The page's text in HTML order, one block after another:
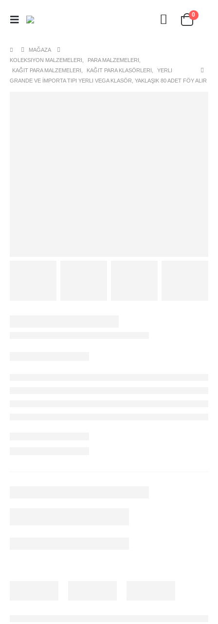
0
MAĞAZA
KOLEKSIYON MALZEMELERI
PARA MALZEMELERI
KAĞIT PARA MALZEMELERI
KAĞIT PARA KLASÖRLERI
YERLI
GRANDE VE İMPORTA TIPI YERLI VEGA KLASÖR, YAKLAŞIK 80 ADET FÖY ALIR